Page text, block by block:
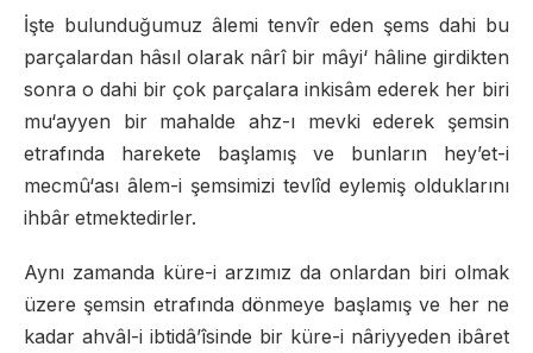
İşte bulunduğumuz âlemi tenvîr eden şems dahi bu
parçalardan hâsıl olarak nârî bir mâyi‘ hâline girdikten
sonra o dahi bir çok parçalara inkisâm ederek her biri
mu‘ayyen bir mahalde ahz-ı mevki ederek şemsin
etrafında harekete başlamış ve bunların hey’et-i
mecmû‘ası âlem-i şemsimizi tevlîd eylemiş olduklarını
ihbâr etmektedirler.
Aynı zamanda küre-i arzımız da onlardan biri olmak
üzere şemsin etrafında dönmeye başlamış ve her ne
kadar ahvâl-i ibtidâ’îsinde bir küre-i nâriyyeden ibâret